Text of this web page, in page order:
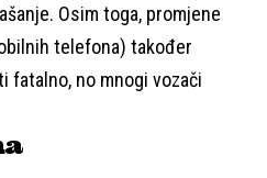
Osim toga, promjene
telefona) također
fatalno, no mnogi vozači